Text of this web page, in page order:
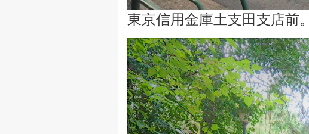
東京信用金庫土支田支店前